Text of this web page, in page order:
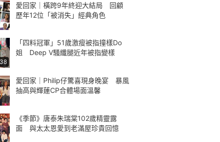
愛回家｜橫跨9年終迎大結局 回顧
歷年12位「被消失」經典角色
「四料冠軍」51歲激瘦被指撞樣Do
姐 Deep V騷纖腿近年被指變樣
愛回家｜Philip仔驚喜現身晚宴 暴風
抽高與輝蓮CP合體場面溫馨
《季節》唐泰朱瑞棠102歲精靈露
面 與太太恩愛到老滿屋珍貴回憶